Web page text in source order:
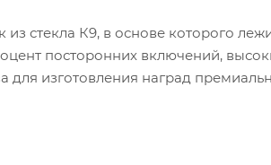
стекла К9, в основе которого
посторонних включений,
для изготовления наград